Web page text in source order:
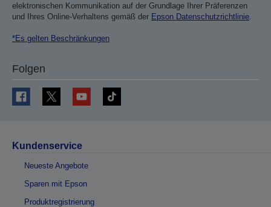
elektronischen Kommunikation auf der Grundlage Ihrer Präferenzen
und Ihres Online-Verhaltens gemäß der Epson Datenschutzrichtlinie
*Es gelten Beschränkungen
Folgen
Kundenservice
Neueste Angebote
Sparen mit Epson
Produktregistrierung